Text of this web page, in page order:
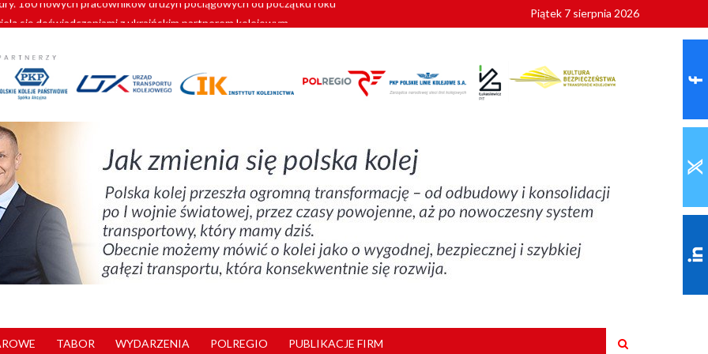
się doświadczeniami z ukraińskim partnerem kolejowym
Vectrony na 230 km/h
pociągi od PESA. Sześć nowoczesnych ELF-ów wyjedzie na tory w 2029 roku
180 nowych pracowników drużyn pociągowych od początku roku
Piątek 7 sierpnia 2026
TABOR WYDARZENIA POLREGIO PUBLIKACJE FIRM